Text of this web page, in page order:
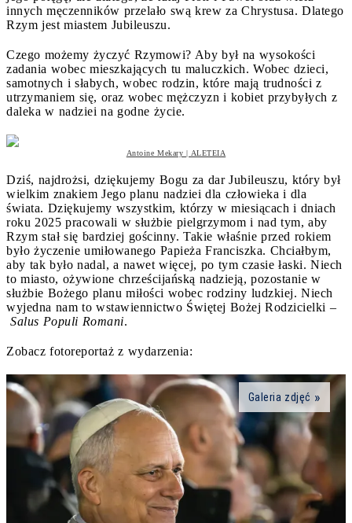
innych męczenników przelało swą krew za Chrystusa. Dlatego
Rzym jest miastem Jubileuszu.
Czego możemy życzyć Rzymowi? Aby był na wysokości
zadania wobec mieszkających tu maluczkich. Wobec dzieci,
samotnych i słabych, wobec rodzin, które mają trudności z
utrzymaniem się, oraz wobec mężczyzn i kobiet przybyłych z
daleka w nadziei na godne życie.
Antoine Mekary | ALETEIA
Dziś, najdrożsi, dziękujemy Bogu za dar Jubileuszu, który był
wielkim znakiem Jego planu nadziei dla człowieka i dla
świata. Dziękujemy wszystkim, którzy w miesiącach i dniach
roku 2025 pracowali w służbie pielgrzymom i nad tym, aby
Rzym stał się bardziej gościnny. Takie właśnie przed rokiem
było życzenie umiłowanego Papieża Franciszka. Chciałbym,
aby tak było nadal, a nawet więcej, po tym czasie łaski. Niech
to miasto, ożywione chrześcijańską nadzieją, pozostanie w
służbie Bożego planu miłości wobec rodziny ludzkiej. Niech
wyjedna nam to wstawiennictwo Świętej Bożej Rodzicielki –
Salus Populi Romani.
Zobacz fotoreportaż z wydarzenia:
Galeria zdjęć